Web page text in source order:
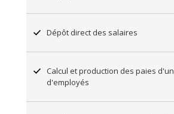
Dépôt direct des salaires
Calcul et production des paies
d'employés